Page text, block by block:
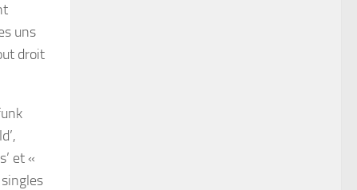
uns
droit
et «